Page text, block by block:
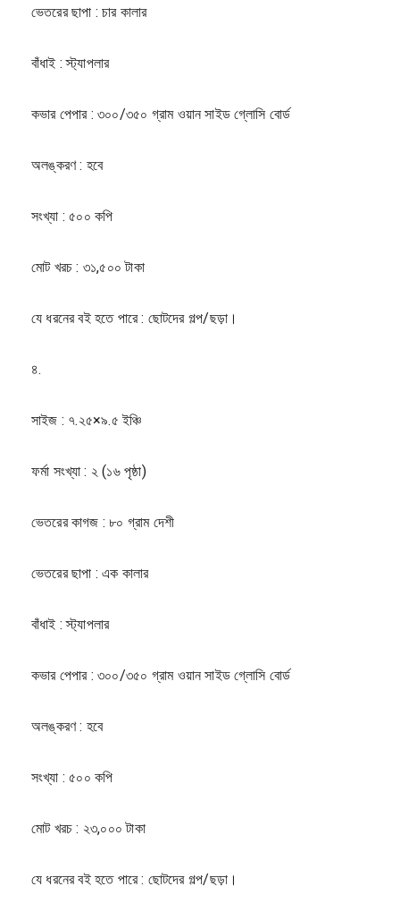
ভেতরের ছাপা : চার কালার
বাঁধাই : স্ট্যাপলার
কভার পেপার : ৩০০/৩৫০ গ্রাম ওয়ান সাইড গ্লোসি বোর্ড
অলঙ্করণ : হবে
সংখ্যা : ৫০০ কপি
মোট খরচ : ৩১,৫০০ টাকা
যে ধরনের বই হতে পারে : ছোটদের গল্প/ছড়া।
৪.
সাইজ : ৭.২৫×৯.৫ ইঞ্চি
ফর্মা সংখ্যা : ২ (১৬ পৃষ্ঠা)
ভেতরের কাগজ : ৮০ গ্রাম দেশী
ভেতরের ছাপা : এক কালার
বাঁধাই : স্ট্যাপলার
কভার পেপার : ৩০০/৩৫০ গ্রাম ওয়ান সাইড গ্লোসি বোর্ড
অলঙ্করণ : হবে
সংখ্যা : ৫০০ কপি
মোট খরচ : ২৩,০০০ টাকা
যে ধরনের বই হতে পারে : ছোটদের গল্প/ছড়া।